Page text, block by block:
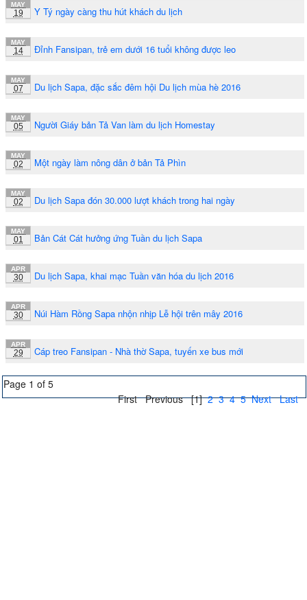
MAY
19 Y Tý ngày càng thu hút khách du lịch
MAY
14 Đỉnh Fansipan, trẻ em dưới 16 tuổi không được leo
MAY
07 Du lịch Sapa, đặc sắc đêm hội Du lịch mùa hè 2016
MAY
05 Người Giáy bản Tả Van làm du lịch Homestay
MAY
02 Một ngày làm nông dân ở bản Tả Phìn
MAY
02 Du lịch Sapa đón 30.000 lượt khách trong hai ngày
MAY
01 Bản Cát Cát hưởng ứng Tuần du lịch Sapa
APR
30 Du lịch Sapa, khai mạc Tuần văn hóa du lịch 2016
APR
30 Núi Hàm Rồng Sapa nhộn nhịp Lễ hội trên mây 2016
APR
29 Cáp treo Fansipan - Nhà thờ Sapa, tuyến xe bus mới
Page 1 of 5
First Previous [1] 2 3 4 5 Next Last